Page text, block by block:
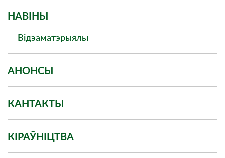
НАВIНЫ
Відэаматэрыялы
АНОНСЫ
КАНТАКТЫ
КІРАЎНІЦТВА